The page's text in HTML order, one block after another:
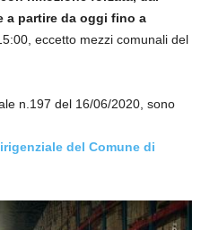
a partire da oggi fino a
eccetto mezzi comunali del
n.197 del 16/06/2020, sono
del Comune di